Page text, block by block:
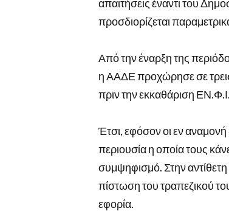
απαιτήσεις έναντι του
προσδιορίζεται
Από την έναρξη της
η ΑΑΔΕ προχώρησε σε
πριν την εκκαθάριση
Έτσι, εφόσον οι εν
περιουσία η οποία τους
συμψηφισμό. Στην
πίστωση του τραπεζικού
εφορία.